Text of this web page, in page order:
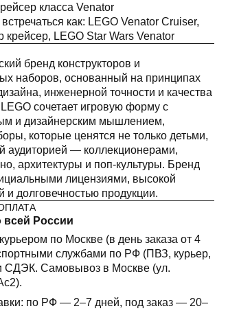
класса Venator
как: LEGO Venator Cruiser,
крейсер, LEGO Star Wars Venator
бренд конструкторов и
наборов, основанный на принципах
инженерной точности и качества
сочетает игровую форму с
и дизайнерским мышлением,
которые ценятся не только детьми,
аудиторией — коллекционерами,
архитектуры и поп-культуры. Бренд
лицензиями, высокой
и долговечностью продукции.
всей России
по Москве (в день заказа от 4
службами по РФ (ПВЗ, курьер,
СДЭК. Самовывоз в Москве (ул.
по РФ — 2–7 дней, под заказ — 20–